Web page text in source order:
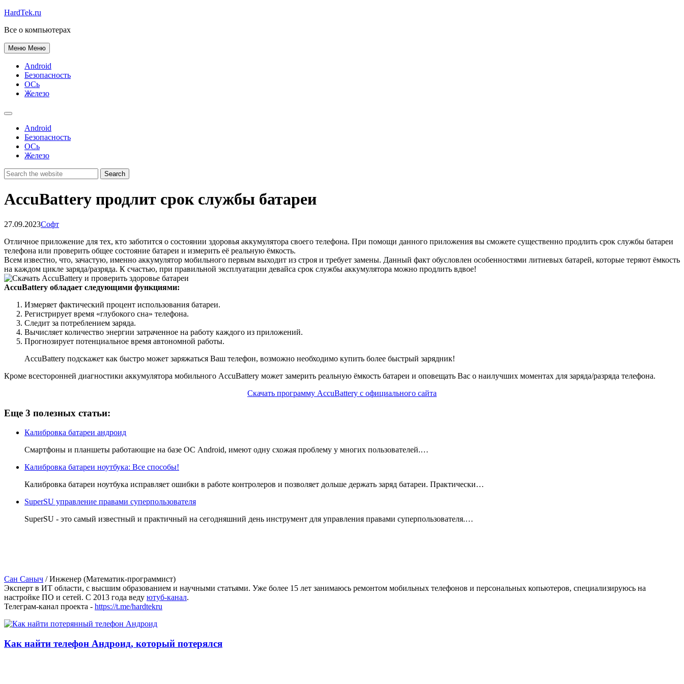
HardTek.ru
Все о компьютерах
Меню Меню
Android
Безопасность
ОСь
Железо
Android
Безопасность
ОСь
Железо
AccuBattery продлит срок службы батареи
27.09.2023Софт
Отличное приложение для тех, кто заботится о состоянии здоровья аккумулятора своего телефона. При помощи данного приложения вы сможете существенно продлить срок службы батареи
телефона или проверить общее состояние батареи и измерить её реальную ёмкость.
Всем известно, что, зачастую, именно аккумулятор мобильного первым выходит из строя и требует замены. Данный факт обусловлен особенностями литиевых батарей, которые теряют ёмкость
на каждом цикле заряда/разряда. К счастью, при правильной эксплуатации девайса срок службы аккумулятора можно продлить вдвое!
AccuBattery обладает следующими функциями:
Измеряет фактический процент использования батареи.
Регистрирует время «глубокого сна» телефона.
Следит за потреблением заряда.
Вычисляет количество энергии затраченное на работу каждого из приложений.
Прогнозирует потенциальное время автономной работы.
AccuBattery подскажет как быстро может заряжаться Ваш телефон, возможно необходимо купить более быстрый зарядник!
Кроме всесторонней диагностики аккумулятора мобильного AccuBattery может замерить реальную ёмкость батареи и оповещать Вас о наилучших моментах для заряда/разряда телефона.
Скачать программу AccuBattery с официального сайта
Еще 3 полезных статьи:
Калибровка батареи андроид
Смартфоны и планшеты работающие на базе ОС Android, имеют одну схожая проблему у многих пользователей.…
Калибровка батареи ноутбука: Все способы!
Калибровка батареи ноутбука исправляет ошибки в работе контролеров и позволяет дольше держать заряд батареи. Практически…
SuperSU управление правами суперпользователя
SuperSU - это самый известный и практичный на сегодняшний день инструмент для управления правами суперпользователя.…
Сан Саныч /Инженер (Математик-программист)
Эксперт в ИТ области, с высшим образованием и научными статьями. Уже более 15 лет занимаюсь ремонтом мобильных телефонов и персональных копьютеров, специализируюсь на
настройке ПО и сетей. С 2013 года веду ютуб-канал.
Телеграм-канал проекта - https://t.me/hardtekru
Как найти телефон Андроид, который потерялся